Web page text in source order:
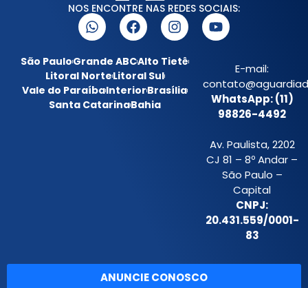
NOS ENCONTRE NAS REDES SOCIAIS:
São PauloGrande ABCAlto Tietê
Litoral NorteLitoral Sul
Vale do ParaíbaInteriorBrasília
Santa CatarinaBahia
E-mail:
WhatsApp: (11)
98826-4492
Av. Paulista, 2202
CJ 81 – 8º Andar –
São Paulo –
Capital
CNPJ:
20.431.559/0001-
83
ANUNCIE CONOSCO